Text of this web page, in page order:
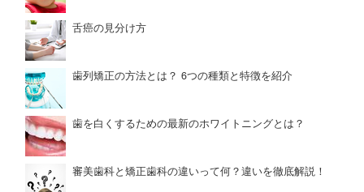
舌癌の見分け方
歯列矯正の方法とは？ 6つの種類と特徴を紹介
歯を白くするための最新のホワイトニングとは？
審美歯科と矯正歯科の違いって何？違いを徹底解説！